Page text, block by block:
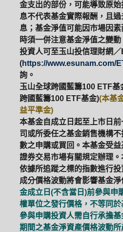
金支出的部份，可能導致原
息不代表基金實際報酬，且
息；基金淨值可能因市場因
時須一併注意基金淨值之變
投資人可至玉山投信理財網
(https://www.esunam.com/
詢。
玉山全球跨國藍籌100 ETF
跨國藍籌100 ETF基金)(本基
益平準金)
本基金自成立日起至上市日
司或所委任之基金銷售機構
數之申購或買回。本基金受
證券交易市場有關規定辦理
依據所追蹤之標的指數進行
成分價格波動將會影響基金淨
金成立日(不含當日)前參與申
權單位之發行價格，不等同於
參與申購投資人需自行承擔
期間之基金淨資產價格波動所